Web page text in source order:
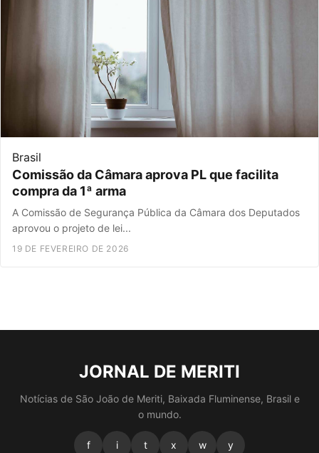
Brasil
Comissão da Câmara aprova PL que facilita
compra da 1ª arma
A Comissão de Segurança Pública da Câmara dos Deputados
aprovou o projeto de lei...
19 DE FEVEREIRO DE 2026
JORNAL DE MERITI
Notícias de São João de Meriti, Baixada Fluminense, Brasil e
o mundo.
f i t x w y